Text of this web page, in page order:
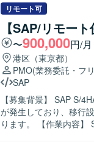
いただきます。 グロ
DWH/Report基盤の要
連携しながらシステ
グローバルMDM基盤
を行い、Functionalチ
テム化要件定義・基本設計を推進してい
を進められ、適宜進捗
を主体的に行える方が
向きに取り組んでいただける方を想定し
据えたSAP S4を中心
ション、DWH・レポ
リモート可
【SAP/リモー
〜900,000円/月
港区（東京都）
PMO(業務委託・フ
SAP
【募集背景】 SAP S/
が発生しており、移行
ります。 【作業内容】 SAP S/4HANA導入プロジェクトにおけるデータ移行および移行設計支